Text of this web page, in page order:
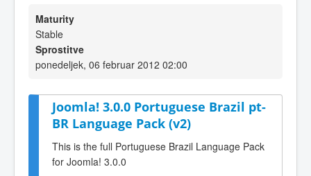
Maturity
Stable
Sprostitve
ponedeljek, 06 februar 2012 02:00
Joomla! 3.0.0 Portuguese Brazil pt-
BR Language Pack (v2)
This is the full Portuguese Brazil Language Pack
for Joomla! 3.0.0